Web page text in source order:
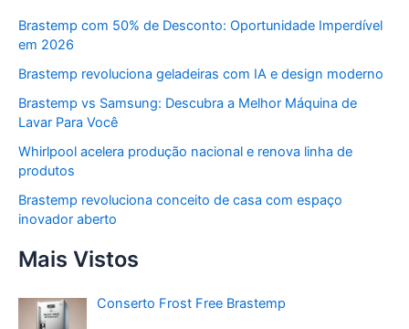
Brastemp com 50% de Desconto: Oportunidade Imperdível
em 2026
Brastemp revoluciona geladeiras com IA e design moderno
Brastemp vs Samsung: Descubra a Melhor Máquina de
Lavar Para Você
Whirlpool acelera produção nacional e renova linha de
produtos
Brastemp revoluciona conceito de casa com espaço
inovador aberto
Mais Vistos
Conserto Frost Free Brastemp